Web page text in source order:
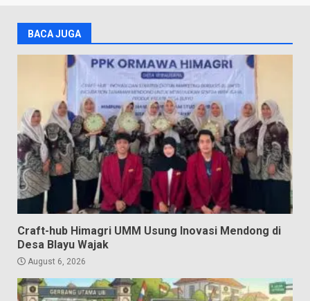
BACA JUGA
Craft-hub Himagri UMM Usung Inovasi Mendong di
Desa Blayu Wajak
August 6, 2026